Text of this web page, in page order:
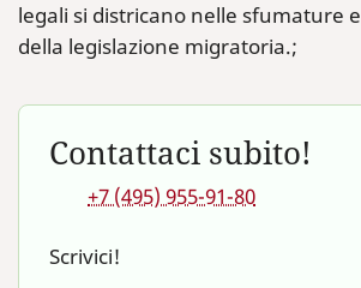
legali si districano nelle sfumature
della legislazione migratoria.;
Contattaci subito!
+7 (495) 955-91-80
Scrivici!